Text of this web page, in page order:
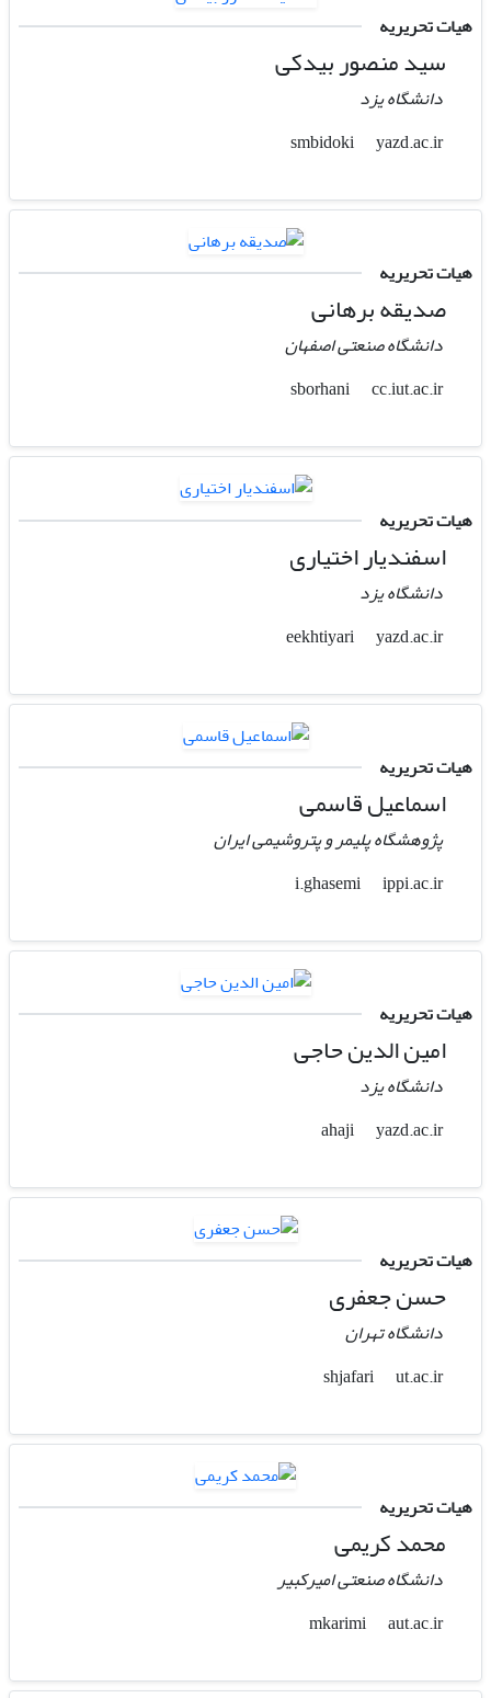
هیات تحریریه
سید منصور بیدکی
دانشگاه یزد
smbidoki
yazd.ac.ir
هیات تحریریه
صدیقه برهانی
دانشگاه صنعتی اصفهان
sborhani
cc.iut.ac.ir
هیات تحریریه
اسفندیار اختیاری
دانشگاه یزد
eekhtiyari
yazd.ac.ir
هیات تحریریه
اسماعیل قاسمی
پژوهشگاه پلیمر و پتروشیمی ایران
i.ghasemi
ippi.ac.ir
هیات تحریریه
امین الدین حاجی
دانشگاه یزد
ahaji
yazd.ac.ir
هیات تحریریه
حسن جعفری
دانشگاه تهران
shjafari
ut.ac.ir
هیات تحریریه
محمد کریمی
دانشگاه صنعتی امیرکبیر
mkarimi
aut.ac.ir